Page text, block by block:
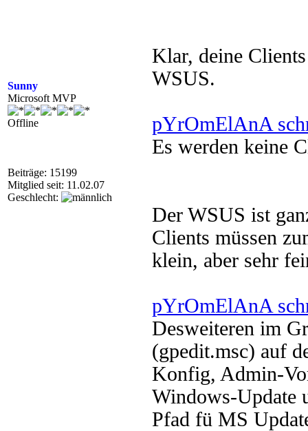
Sunny
Microsoft MVP
Offline
Beiträge: 15199
Mitglied seit: 11.02.07
Geschlecht:
Klar, deine
WSUS.
pYrOmElAnA
Es werden keine
Der WSUS ist
Clients müssen
klein, aber sehr
pYrOmElAnA
Desweiteren im
(gpedit.msc) auf
Konfig, Admin-
Windows-Update
Pfad fü MS